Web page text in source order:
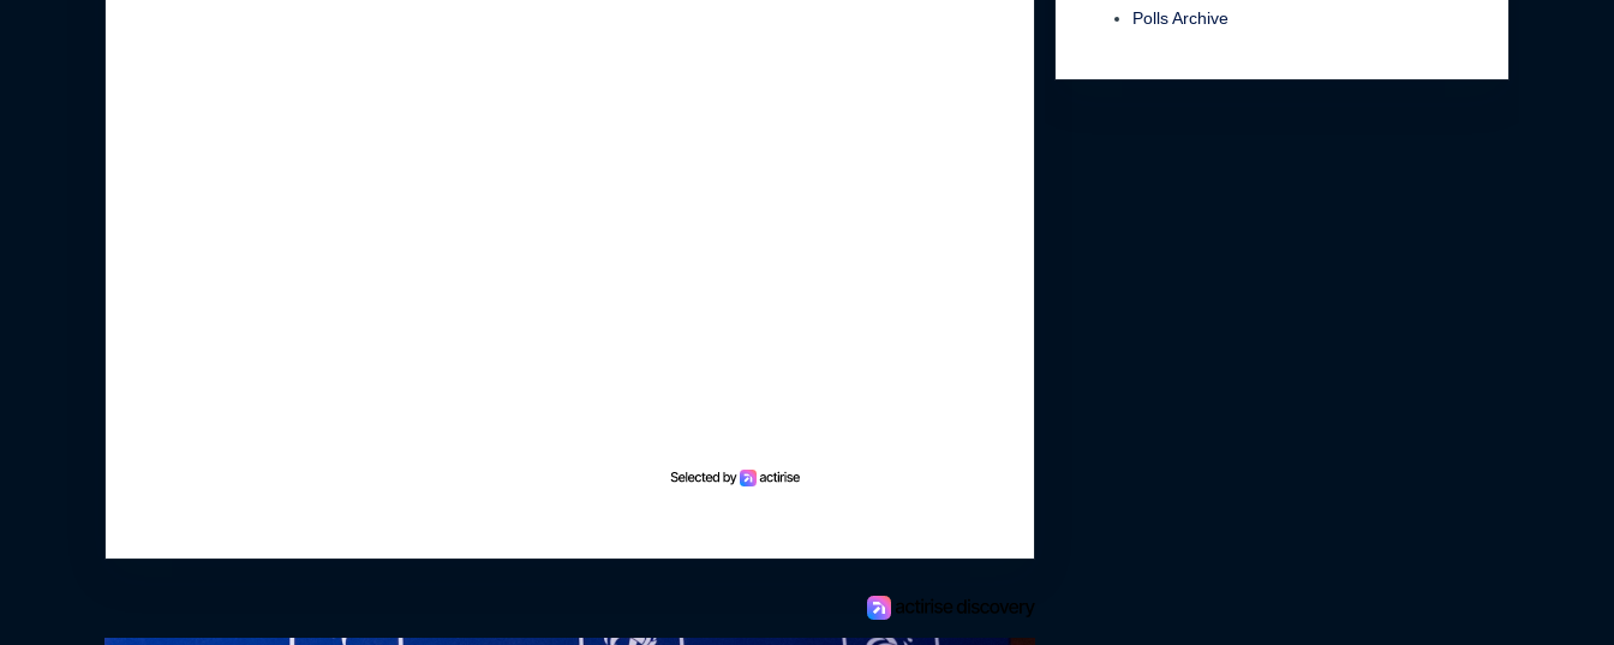
Polls Archive